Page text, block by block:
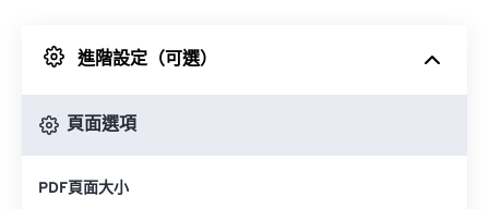
來自 Google 雲端硬碟
進階設定（可選）
頁面選項
PDF頁面大小